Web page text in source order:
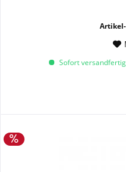
Sofort